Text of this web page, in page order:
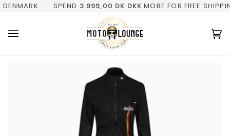
Gå
SPEND3.999,00 DK DKKMORE FOR FREE SHIPPING
✓ KVINDELIG EJER ✓ FRA FYN (DK) ✓